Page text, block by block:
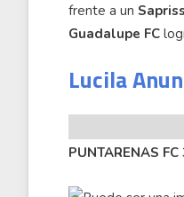
frente a un
Guadalupe FC
Lucila
PUNTARENAS